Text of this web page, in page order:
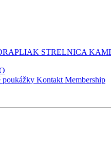
STRELNICA
poukážky Kontakt Membership